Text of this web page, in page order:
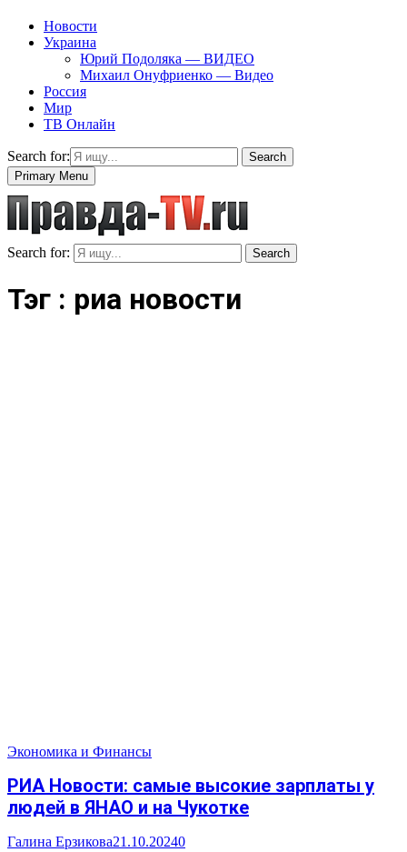
Новости
Украина
Юрий Подоляка — ВИДЕО
Михаил Онуфриенко — Видео
Россия
Мир
ТВ Онлайн
Search for:
Search
Primary Menu
Search for: Search
Тэг : риа новости
Экономика и Финансы
РИА Новости: самые высокие зарплаты у
людей в ЯНАО и на Чукотке
Галина Ерзикова21.10.20240